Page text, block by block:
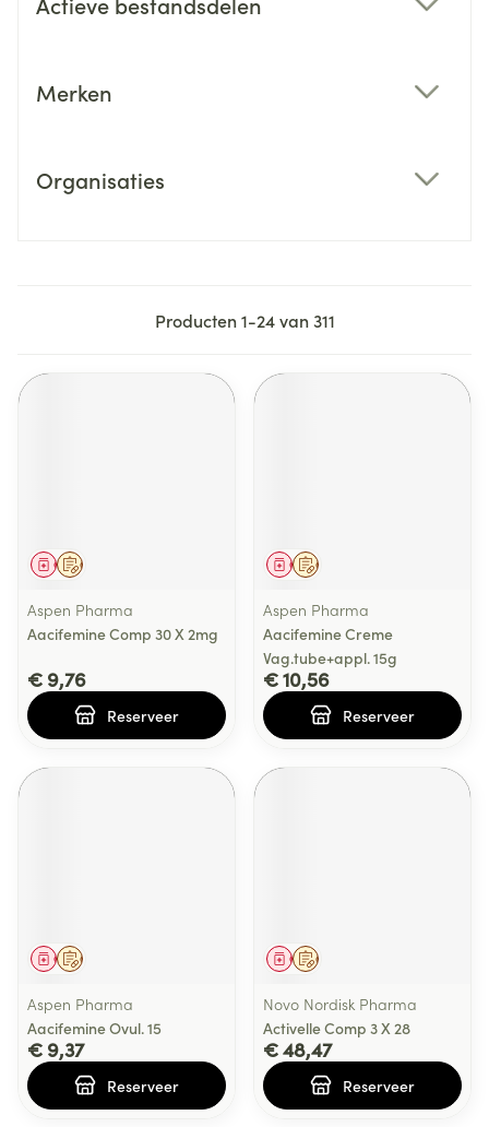
Merken
Organisaties
Producten1-24van311
Op voorschrift
Geneesmiddel
Aspen Pharma
Aacifemine Comp 30 X 2mg
€ 9,76
Reserveer
Op voorschrift
Geneesmiddel
Aspen Pharma
Aacifemine Creme
Vag.tube+appl. 15g
€ 10,56
Reserveer
Op voorschrift
Geneesmiddel
Aspen Pharma
Aacifemine Ovul. 15
€ 9,37
Reserveer
Op voorschrift
Geneesmiddel
Novo Nordisk Pharma
Activelle Comp 3 X 28
€ 48,47
Reserveer